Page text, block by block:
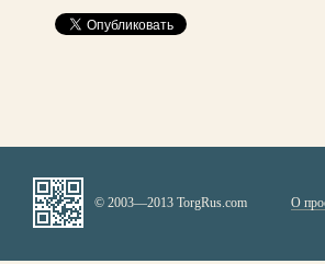
© 2003—2013 TorgRus.com О